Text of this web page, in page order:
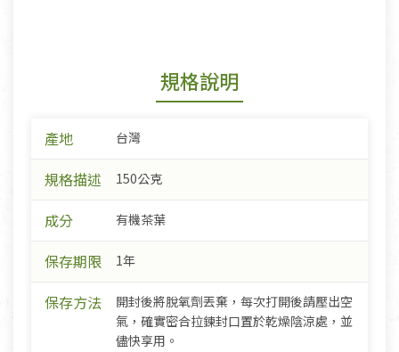
規格說明
產地 台灣
規格描述 150公克
成分 有機茶葉
保存期限 1年
保存方法
開封後將脫氧劑丟棄，每次打開後請壓出空
氣，確實密合拉鍊封口置於乾燥陰涼處，並
儘快享用。